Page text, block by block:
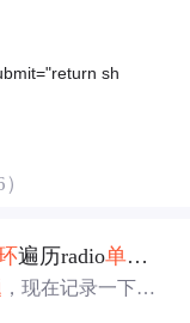
sh
遍历radio单选按钮
，现在记录一下。